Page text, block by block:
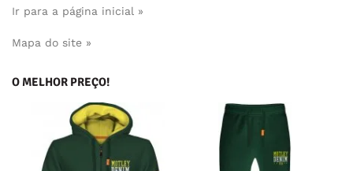
Ir para a página inicial »
Mapa do site »
O MELHOR PREÇO!